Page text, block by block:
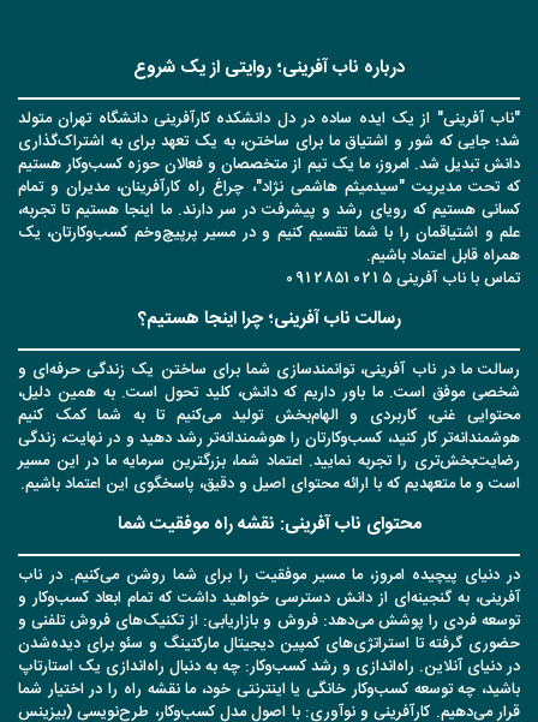
درباره ناب آفرینی؛ روایتی از یک شروع
"ناب آفرینی" از یک ایده ساده در دل دانشکده کارآفرینی دانشگاه تهران متولد
شد؛ جایی که شور و اشتیاق ما برای ساختن، به یک تعهد برای به اشتراک‌گذاری
دانش تبدیل شد. امروز، ما یک تیم از متخصصان و فعالان حوزه کسب‌وکار هستیم
که تحت مدیریت "سیدمیثم هاشمی نژاد"، چراغ راه کارآفرینان، مدیران و تمام
کسانی هستیم که رویای رشد و پیشرفت در سر دارند. ما اینجا هستیم تا تجربه،
علم و اشتیاقمان را با شما تقسیم کنیم و در مسیر پرپیچ‌وخم کسب‌وکارتان، یک
همراه قابل اعتماد باشیم.
تماس با ناب آفرینی 09128510215
رسالت ناب آفرینی؛ چرا اینجا هستیم؟
رسالت ما در ناب آفرینی، توانمندسازی شما برای ساختن یک زندگی حرفه‌ای و
شخصی موفق است. ما باور داریم که دانش، کلید تحول است. به همین دلیل،
محتوایی غنی، کاربردی و الهام‌بخش تولید می‌کنیم تا به شما کمک کنیم
هوشمندانه‌تر کار کنید، کسب‌وکارتان را هوشمندانه‌تر رشد دهید و در نهایت، زندگی
رضایت‌بخش‌تری را تجربه نمایید. اعتماد شما، بزرگترین سرمایه ما در این مسیر
است و ما متعهدیم که با ارائه محتوای اصیل و دقیق، پاسخگوی این اعتماد باشیم.
محتوای ناب آفرینی: نقشه راه موفقیت شما
در دنیای پیچیده امروز، ما مسیر موفقیت را برای شما روشن می‌کنیم. در ناب
آفرینی، به گنجینه‌ای از دانش دسترسی خواهید داشت که تمام ابعاد کسب‌وکار و
توسعه فردی را پوشش می‌دهد: فروش و بازاریابی: از تکنیک‌های فروش تلفنی و
حضوری گرفته تا استراتژی‌های کمپین دیجیتال مارکتینگ و سئو برای دیده‌شدن
در دنیای آنلاین. راه‌اندازی و رشد کسب‌وکار: چه به دنبال راه‌اندازی یک استارتاپ
باشید، چه توسعه کسب‌وکار خانگی یا اینترنتی خود، ما نقشه راه را در اختیار شما
قرار می‌دهیم. کارآفرینی و نوآوری: با اصول مدل کسب‌وکار، طرح‌نویسی (بیزینس